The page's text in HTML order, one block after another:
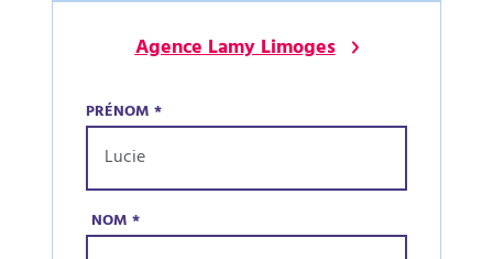
Agence Lamy Limoges
PRÉNOM*
NOM*